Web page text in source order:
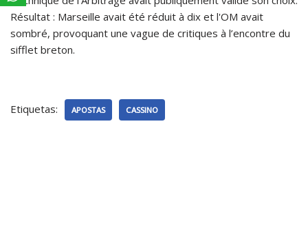
Résultat : Marseille avait été réduit à dix et l'OM avait
sombré, provoquant une vague de critiques à l’encontre du
sifflet breton.
Etiquetas: APOSTAS CASSINO